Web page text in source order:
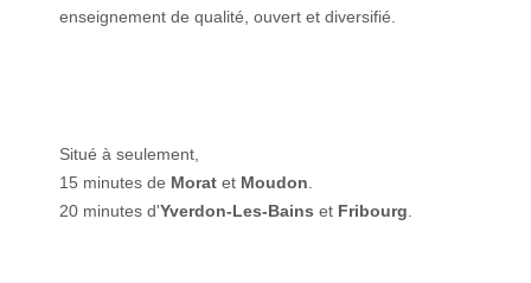
enseignement de qualité, ouvert et diversifié.
Situé à seulement,
15 minutes de Morat et Moudon
20 minutes d'Yverdon-Les-Bains et Fribourg